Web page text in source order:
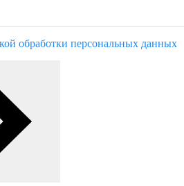
обработки персональных данных